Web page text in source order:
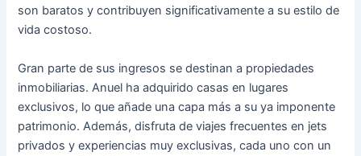
son baratos y contribuyen significativamente a su estilo de
vida costoso.
Gran parte de sus ingresos se destinan a propiedades
inmobiliarias. Anuel ha adquirido casas en lugares
exclusivos, lo que añade una capa más a su ya imponente
patrimonio. Además, disfruta de viajes frecuentes en jets
privados y experiencias muy exclusivas, cada uno con un